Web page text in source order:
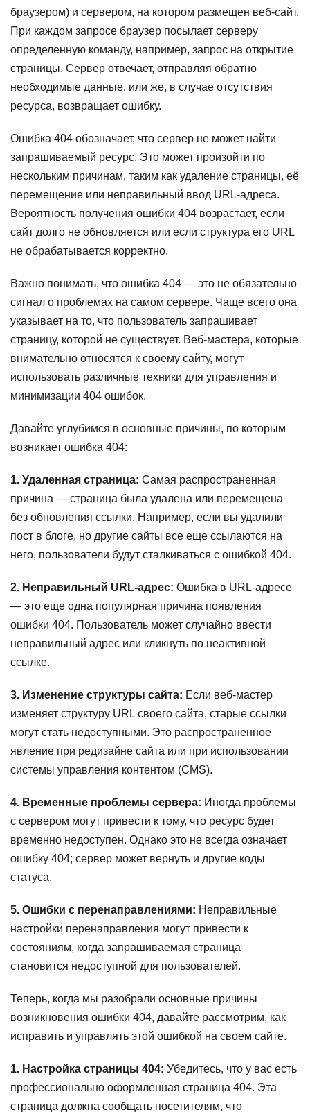
браузером) и сервером, на котором размещен веб-сайт.
При каждом запросе браузер посылает серверу
определенную команду, например, запрос на открытие
страницы. Сервер отвечает, отправляя обратно
необходимые данные, или же, в случае отсутствия
ресурса, возвращает ошибку.
Ошибка 404 обозначает, что сервер не может найти
запрашиваемый ресурс. Это может произойти по
нескольким причинам, таким как удаление страницы, её
перемещение или неправильный ввод URL-адреса.
Вероятность получения ошибки 404 возрастает, если
сайт долго не обновляется или если структура его URL
не обрабатывается корректно.
Важно понимать, что ошибка 404 — это не обязательно
сигнал о проблемах на самом сервере. Чаще всего она
указывает на то, что пользователь запрашивает
страницу, которой не существует. Веб-мастера, которые
внимательно относятся к своему сайту, могут
использовать различные техники для управления и
минимизации 404 ошибок.
Давайте углубимся в основные причины, по которым
возникает ошибка 404:
1. Удаленная страница: Самая распространенная
причина — страница была удалена или перемещена
без обновления ссылки. Например, если вы удалили
пост в блоге, но другие сайты все еще ссылаются на
него, пользователи будут сталкиваться с ошибкой 404.
2. Неправильный URL-адрес: Ошибка в URL-адресе
— это еще одна популярная причина появления
ошибки 404. Пользователь может случайно ввести
неправильный адрес или кликнуть по неактивной
ссылке.
3. Изменение структуры сайта: Если веб-мастер
изменяет структуру URL своего сайта, старые ссылки
могут стать недоступными. Это распространенное
явление при редизайне сайта или при использовании
системы управления контентом (CMS).
4. Временные проблемы сервера: Иногда проблемы
с сервером могут привести к тому, что ресурс будет
временно недоступен. Однако это не всегда означает
ошибку 404; сервер может вернуть и другие коды
статуса.
5. Ошибки с перенаправлениями: Неправильные
настройки перенаправления могут привести к
состояниям, когда запрашиваемая страница
становится недоступной для пользователей.
Теперь, когда мы разобрали основные причины
возникновения ошибки 404, давайте рассмотрим, как
исправить и управлять этой ошибкой на своем сайте.
1. Настройка страницы 404: Убедитесь, что у вас есть
профессионально оформленная страница 404. Эта
страница должна сообщать посетителям, что